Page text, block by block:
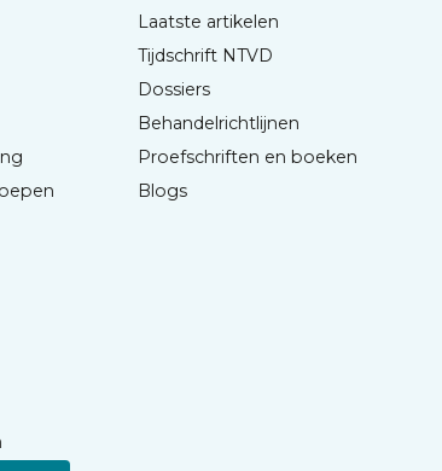
Laatste artikelen
Tijdschrift NTVD
Dossiers
Behandelrichtlijnen
Proefschriften en boeken
Blogs